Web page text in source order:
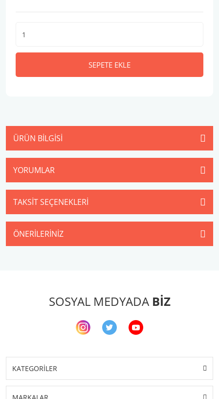
SEPETE EKLE
ÜRÜN BILGISI
YORUMLAR
TAKSIT SEÇENEKLERI
ÖNERILERINIZ
SOSYAL MEDYADA BİZ
KATEGORİLER